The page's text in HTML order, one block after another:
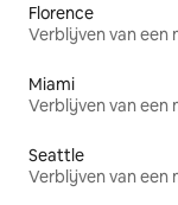
Florence
Verblijven van een
Miami
Verblijven van een
Seattle
Verblijven van een